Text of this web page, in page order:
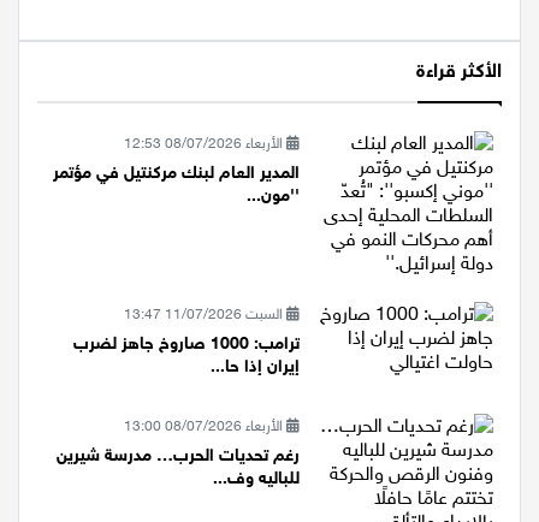
الأكثر قراءة
الأربعاء 08/07/2026 12:53
المدير العام لبنك مركنتيل في مؤتمر
''مون...
السبت 11/07/2026 13:47
ترامب: 1000 صاروخ جاهز لضرب
إيران إذا حا...
الأربعاء 08/07/2026 13:00
رغم تحديات الحرب… مدرسة شيرين
للباليه وف...